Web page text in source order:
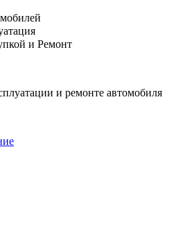
и Ремонт
и ремонте автомобиля